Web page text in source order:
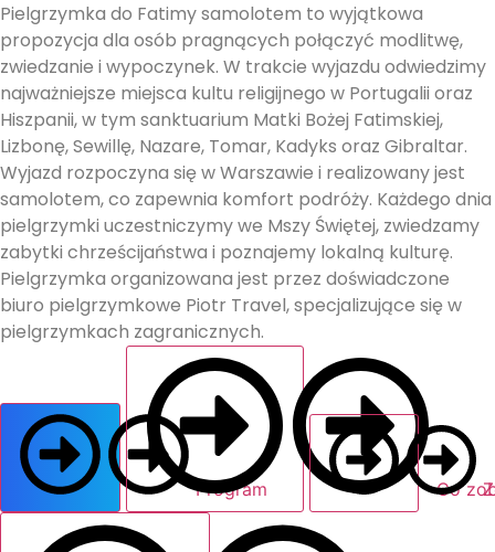
Pielgrzymka do Fatimy samolotem to wyjątkowa
propozycja dla osób pragnących połączyć modlitwę,
zwiedzanie i wypoczynek. W trakcie wyjazdu odwiedzimy
najważniejsze miejsca kultu religijnego w Portugalii oraz
Hiszpanii, w tym sanktuarium Matki Bożej Fatimskiej,
Lizbonę, Sewillę, Nazare, Tomar, Kadyks oraz Gibraltar.
Wyjazd rozpoczyna się w Warszawie i realizowany jest
samolotem, co zapewnia komfort podróży. Każdego dnia
pielgrzymki uczestniczymy we Mszy Świętej, zwiedzamy
zabytki chrześcijaństwa i poznajemy lokalną kulturę.
Pielgrzymka organizowana jest przez doświadczone
biuro pielgrzymkowe Piotr Travel, specjalizujące się w
pielgrzymkach zagranicznych.
Program Co